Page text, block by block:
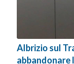
Albrizio sul